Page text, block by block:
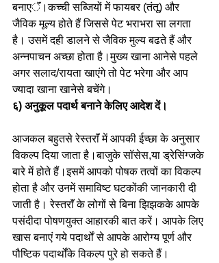
बनाएॅं।कच्ची सब्जियों में फायबर (तंतू) और
जैविक मूल्य होते हैं जिससे पेट भराभरा सा लगता
है। उसमें दही डालने से जैविक मुल्य बढते हैं और
अन्नपाचन अच्छा होता है।मुख्य खाना आनेसे पहले
अगर सलाद/रायता खाएंगे तो पेट भरेगा और आप
ज्यादा खाना खानेसे बचेंगे।
६) अनुकूल पदार्थ बनाने केलिए आदेश दें।
आजकल बहुतसे रेस्तराॅं में आपकी ईच्छा के अनुसार
विकल्प दिया जाता है।बाजुके सॉसेस,या ड्रेसिंग्जके
बारे में होते हैं।इसमें आपको पोषक तत्वों का विकल्प
होता है और उनमें समाविष्ट घटकोंकी जानकारी दी
जाती है। रेस्तराॅं के लोगों से बिना झिझकके आपके
पसंदीदा पोषणयुक्त आहारकी बात करें। आपके लिए
खास बनाएं गये पदार्थों से आपके आरोग्य पूर्ण और
पौष्टिक पदार्थोंके विकल्प पुरे हो सकते हैं।